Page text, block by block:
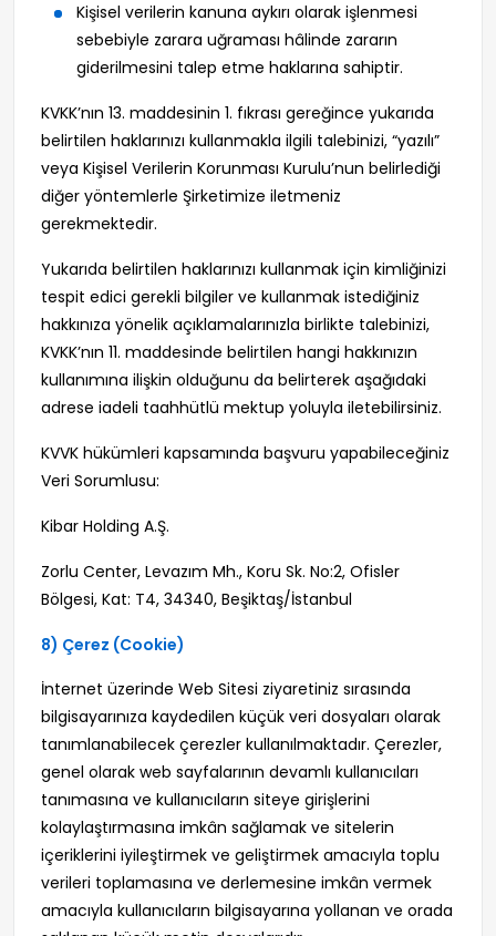
Kişisel verilerin kanuna aykırı olarak işlenmesi
sebebiyle zarara uğraması hâlinde zararın
giderilmesini talep etme haklarına sahiptir.
KVKK’nın 13. maddesinin 1. fıkrası gereğince yukarıda
belirtilen haklarınızı kullanmakla ilgili talebinizi, “yazılı”
veya Kişisel Verilerin Korunması Kurulu’nun belirlediği
diğer yöntemlerle Şirketimize iletmeniz
gerekmektedir.
Yukarıda belirtilen haklarınızı kullanmak için kimliğinizi
tespit edici gerekli bilgiler ve kullanmak istediğiniz
hakkınıza yönelik açıklamalarınızla birlikte talebinizi,
KVKK’nın 11. maddesinde belirtilen hangi hakkınızın
kullanımına ilişkin olduğunu da belirterek aşağıdaki
adrese iadeli taahhütlü mektup yoluyla iletebilirsiniz.
KVVK hükümleri kapsamında başvuru yapabileceğiniz
Veri Sorumlusu:
Kibar Holding A.Ş.
Zorlu Center, Levazım Mh., Koru Sk. No:2, Ofisler
Bölgesi, Kat: T4, 34340, Beşiktaş/İstanbul
8) Çerez (Cookie)
İnternet üzerinde Web Sitesi ziyaretiniz sırasında
bilgisayarınıza kaydedilen küçük veri dosyaları olarak
tanımlanabilecek çerezler kullanılmaktadır. Çerezler,
genel olarak web sayfalarının devamlı kullanıcıları
tanımasına ve kullanıcıların siteye girişlerini
kolaylaştırmasına imkân sağlamak ve sitelerin
içeriklerini iyileştirmek ve geliştirmek amacıyla toplu
verileri toplamasına ve derlemesine imkân vermek
amacıyla kullanıcıların bilgisayarına yollanan ve orada